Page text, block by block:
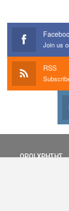
Join us
RSS
ΟΡΟΙ ΧΡΗΣΗΣ